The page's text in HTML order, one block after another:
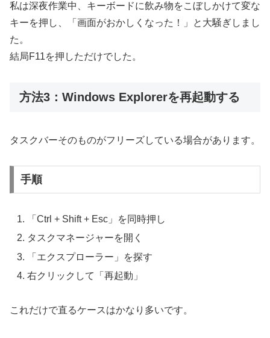
私は深夜作業中、キーボードに飲み物をこぼしかけて変な
キーを押し、「画面がおかしくなった！」と大騒ぎしまし
た。
結局F11を押しただけでした。
方法3：Windows Explorerを再起動する
タスクバーそのものがフリーズしている場合があります。
手順
「Ctrl + Shift + Esc」を同時押し
タスクマネージャーを開く
「エクスプローラー」を探す
右クリックして「再起動」
これだけで直るケースはかなり多いです。